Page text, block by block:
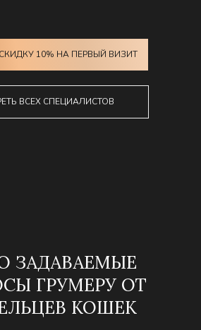
10% НА ПЕРВЫЙ ВИЗИТ
ВСЕХ СПЕЦИАЛИСТОВ
ЗАДАВАЕМЫЕ
ГРУМЕРУ ОТ
КОШЕК